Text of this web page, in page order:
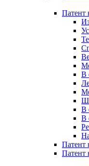
Патент
В
В
В
Патент
Патент